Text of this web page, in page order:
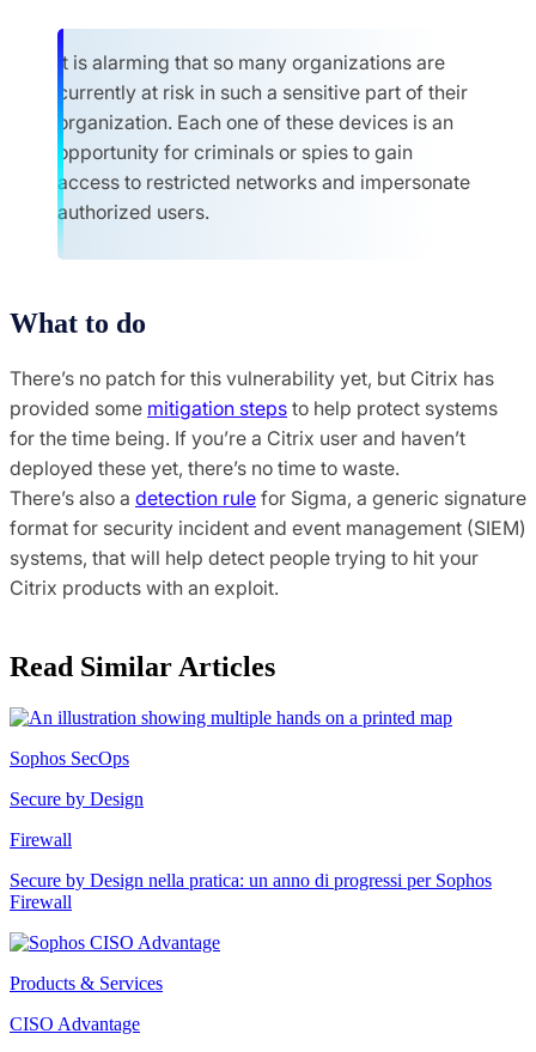
It is alarming that so many organizations are
currently at risk in such a sensitive part of their
organization. Each one of these devices is an
opportunity for criminals or spies to gain
access to restricted networks and impersonate
authorized users.
What to do
There’s no patch for this vulnerability yet, but Citrix has
provided some mitigation steps to help protect systems
for the time being. If you’re a Citrix user and haven’t
deployed these yet, there’s no time to waste.
There’s also a detection rule for Sigma, a generic signature
format for security incident and event management (SIEM)
systems, that will help detect people trying to hit your
Citrix products with an exploit.
Read Similar Articles
Sophos SecOps
Secure by Design
Firewall
Secure by Design nella pratica: un anno di progressi per Sophos
Firewall
Products & Services
CISO Advantage